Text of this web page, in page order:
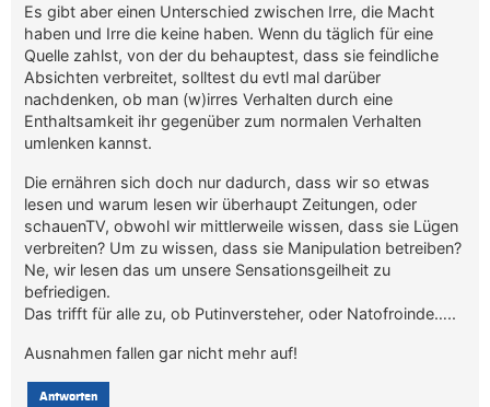
Es gibt aber einen Unterschied zwischen Irre, die Macht
haben und Irre die keine haben. Wenn du täglich für eine
Quelle zahlst, von der du behauptest, dass sie feindliche
Absichten verbreitet, solltest du evtl mal darüber
nachdenken, ob man (w)irres Verhalten durch eine
Enthaltsamkeit ihr gegenüber zum normalen Verhalten
umlenken kannst.
Die ernähren sich doch nur dadurch, dass wir so etwas
lesen und warum lesen wir überhaupt Zeitungen, oder
schauenTV, obwohl wir mittlerweile wissen, dass sie Lügen
verbreiten? Um zu wissen, dass sie Manipulation betreiben?
Ne, wir lesen das um unsere Sensationsgeilheit zu
befriedigen.
Das trifft für alle zu, ob Putinversteher, oder Natofroinde…..
Ausnahmen fallen gar nicht mehr auf!
Antworten